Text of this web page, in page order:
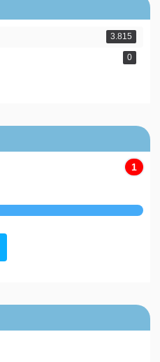
3.815
0
1